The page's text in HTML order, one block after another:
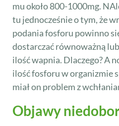
mu około 800-1000mg.
tu jednocześnie o tym, że
podania fosforu powinno
dostarczać równoważną
ilość wapnia. Dlaczego? A
ilość fosforu w organizmie
miał on problem z
Objawy